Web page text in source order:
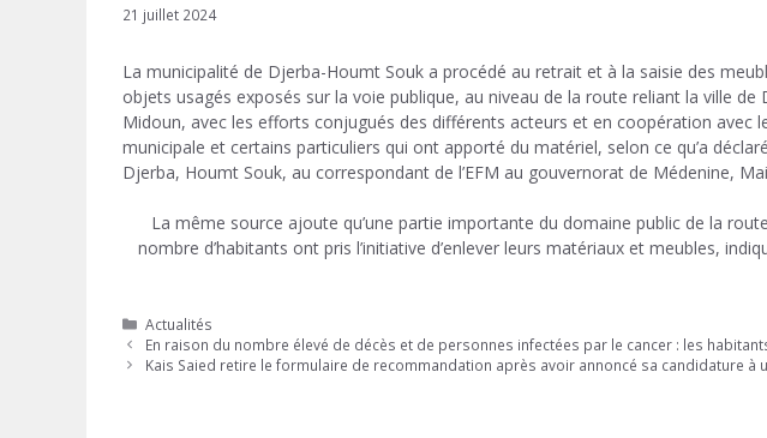
21 juillet 2024
La municipalité de Djerba-Houmt Souk a procédé au retrait et à la saisie des
objets usagés exposés sur la voie publique, au niveau de la route reliant la ville
Midoun, avec les efforts conjugués des différents acteurs et en coopération avec
municipale et certains particuliers qui ont apporté du matériel, selon ce qu’a
Djerba, Houmt Souk, au correspondant de l’EFM au gouvernorat de Médenine,
La même source ajoute qu’une partie importante du domaine public de la
nombre d’habitants ont pris l’initiative d’enlever leurs matériaux et meubles,
Catégories
Actualités
En raison du nombre élevé de décès et de personnes infectées par le cancer : les
Kais Saied retire le formulaire de recommandation après avoir annoncé sa candidature à